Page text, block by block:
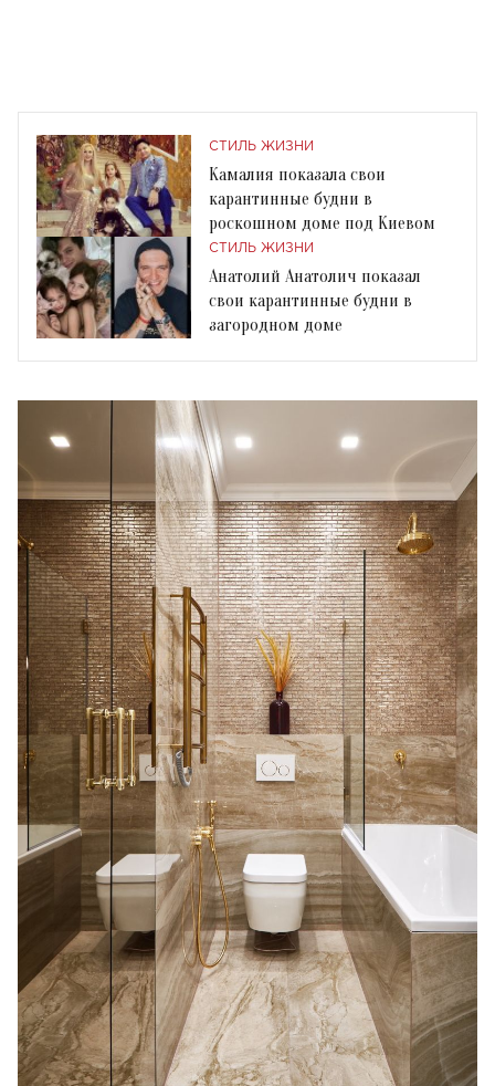
СТИЛЬ ЖИЗНИ
Камалия показала свои
карантинные будни в
роскошном доме под Киевом
СТИЛЬ ЖИЗНИ
Анатолий Анатолич показал
свои карантинные будни в
загородном доме